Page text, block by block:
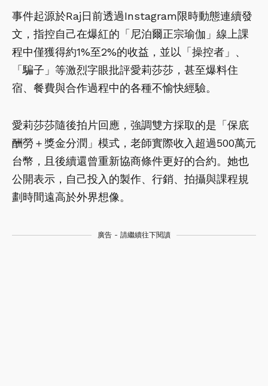
事件起源於Raj日前透過Instagram限時動態連續發
文，指控自己在爆紅的「尼泊爾正宗瑜伽」線上課
程中僅獲得約1%至2%的收益，並以「操控者」、
「騙子」等激烈字眼批評愛莉莎莎，甚至爆料住
宿、餐費與合作過程中的各種不愉快經驗。
愛莉莎莎隨後拍片回應，強調雙方採取的是「保底
酬勞＋獎金分潤」模式，老師實際收入超過500萬元
台幣，且後續還曾重新協商條件更好的合約。她也
公開表示，自己投入的製作、行銷、拍攝與課程規
劃時間遠高於外界想像。
廣告 - 請繼續往下閱讀